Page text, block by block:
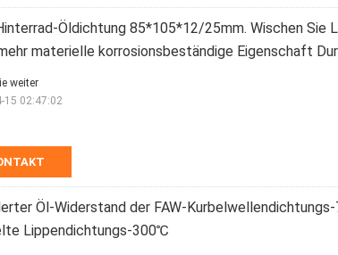
Öldichtung 85*105*12/25mm. Wischen Sie
materielle korrosionsbeständige Eigenschaft
weiter
15 02:47:02
Öl-Widerstand der FAW-
Lippendichtungs-300℃